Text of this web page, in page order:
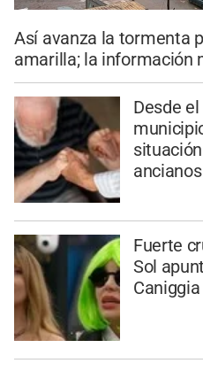
Así avanza la tormenta
amarilla; la información
Desde
Fuerte
Sol